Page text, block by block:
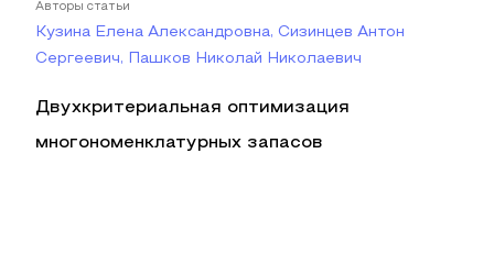
Авторы статьи
Кузина Елена Александровна, Сизинцев Антон
Сергеевич, Пашков Николай Николаевич
Двухкритериальная оптимизация
многономенклатурных запасов